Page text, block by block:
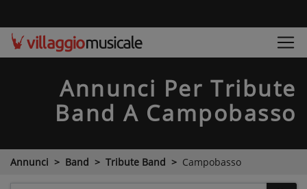
Annunci Per Tribute
Band A Campobasso
Annunci Band Tribute Band Campobasso